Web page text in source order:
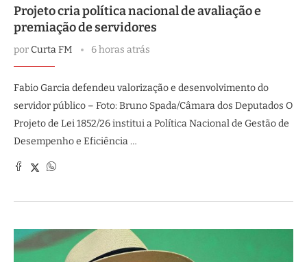
Projeto cria política nacional de avaliação e
premiação de servidores
porCurta FM 6 horas atrás
Fabio Garcia defendeu valorização e desenvolvimento do
servidor público – Foto: Bruno Spada/Câmara dos Deputados O
Projeto de Lei 1852/26 institui a Política Nacional de Gestão de
Desempenho e Eficiência …